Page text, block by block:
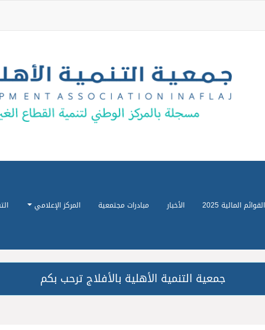
القوائم المالية 2025 الأخبار مبادرات مجتمعية المركز الإعلامي
جمعية التنمية الأهلية بالأفلاج ترحب بكم